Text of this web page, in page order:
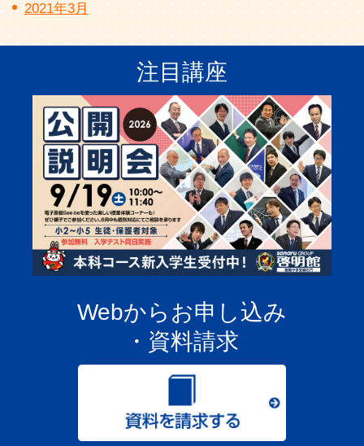
2021年3月
注目講座
Webからお申し込み
・資料請求